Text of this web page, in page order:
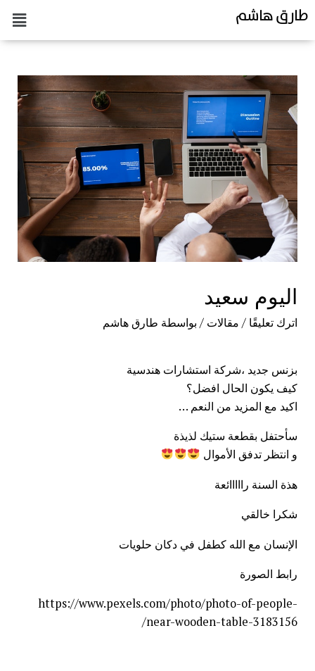
طارق هاشم
اليوم سعيد
اترك تعليقًا / مقالات / بواسطة طارق هاشم
بزنس جديد ،شركة استشارات هندسية
كيف يكون الحال افضل؟
اكيد مع المزيد من النعم …
سأحتفل بقطعة ستيك لذيذة
و انتظر تدفق الأموال
هذة السنة رااااائعة
شكرا خالقي
الإنسان مع الله كطفل في دكان حلويات
رابط الصورة
https://www.pexels.com/photo/photo-of-people-
near-wooden-table-3183156/